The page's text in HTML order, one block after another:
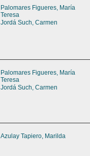
Palomares Figueres, María
Teresa
Jordá Such, Carmen
Palomares Figueres, María
Teresa
Jordá Such, Carmen
Azulay Tapiero, Marilda